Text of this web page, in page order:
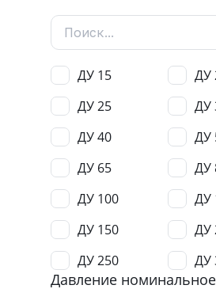
ДУ 15
ДУ
ДУ 25
ДУ
ДУ 40
ДУ
ДУ 65
ДУ
ДУ 100
ДУ
ДУ 150
ДУ
ДУ 250
ДУ
ДУ 350
ДУ
Давление номинальное